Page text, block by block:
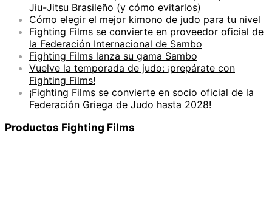
Jiu-Jitsu Brasileño (y cómo evitarlos)
Cómo elegir el mejor kimono de judo para tu nivel
Fighting Films se convierte en proveedor oficial de
la Federación Internacional de Sambo
Fighting Films lanza su gama Sambo
Vuelve la temporada de judo: ¡prepárate con
Fighting Films!
¡Fighting Films se convierte en socio oficial de la
Federación Griega de Judo hasta 2028!
Productos Fighting Films